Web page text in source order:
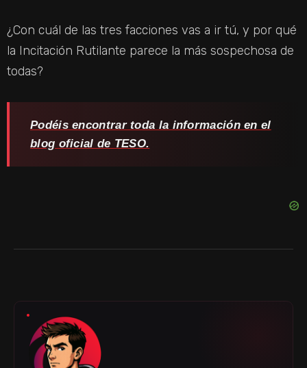
¿Con cuál de las tres facciones vas a ir tú, y por qué
la Incitación Rutilante parece la más sospechosa de
todas?
Podéis encontrar toda la información en el
blog oficial de TESO.